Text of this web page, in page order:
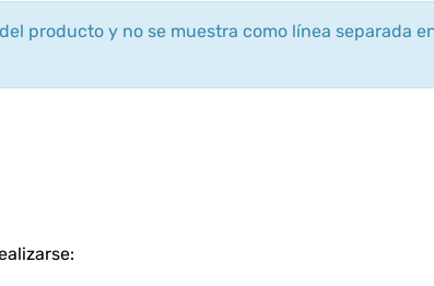
producto y no se muestra como línea separada